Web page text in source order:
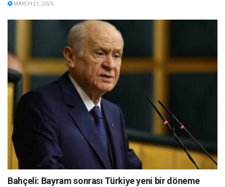
MARCH 21, 2026
Bahçeli: Bayram sonrası Türkiye yeni bir döneme